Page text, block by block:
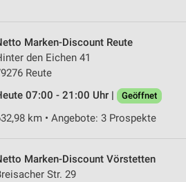
Marken-Discount Reute
den Eichen 41
Reute
07:00 - 21:00 Uhr |
Geöffnet
km • Angebote: 3 Prospekte
Marken-Discount Vörstetten
Str. 29